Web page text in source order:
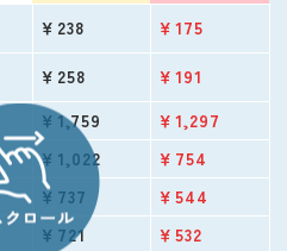
￥238 ￥175
￥258 ￥191
￥1,759 ￥1,297
￥1,022 ￥754
￥737 ￥544
￥721 ￥532